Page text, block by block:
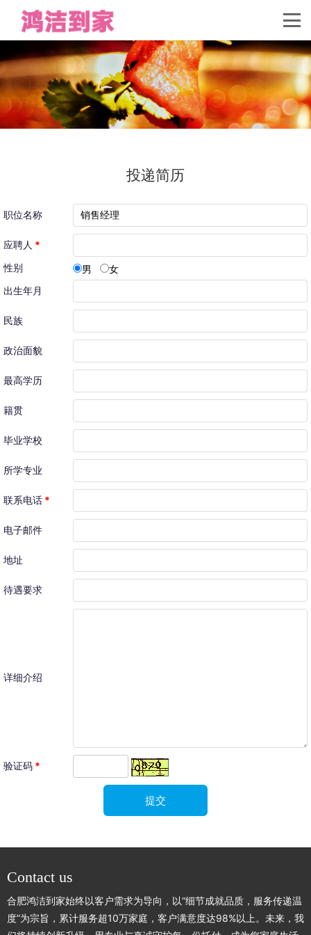
投递简历
职位名称
应聘人 *
性别
男
女
出生年月
民族
政治面貌
最高学历
籍贯
毕业学校
所学专业
联系电话 *
电子邮件
地址
待遇要求
详细介绍
验证码 *
Contact us
合肥鸿洁到家始终以客户需求为导向，以“细节成就品质，服务传递温
度”为宗旨，累计服务超10万家庭，客户满意度达98%以上。未来，我